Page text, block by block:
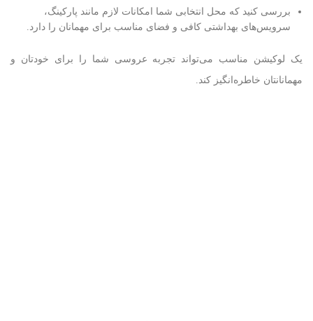
بررسی کنید که محل انتخابی شما امکانات لازم مانند پارکینگ،
سرویس‌های بهداشتی کافی و فضای مناسب برای مهمانان را دارد.
یک لوکیشن مناسب می‌تواند تجربه عروسی شما را برای خودتان و
مهمانانتان خاطره‌انگیز کند.